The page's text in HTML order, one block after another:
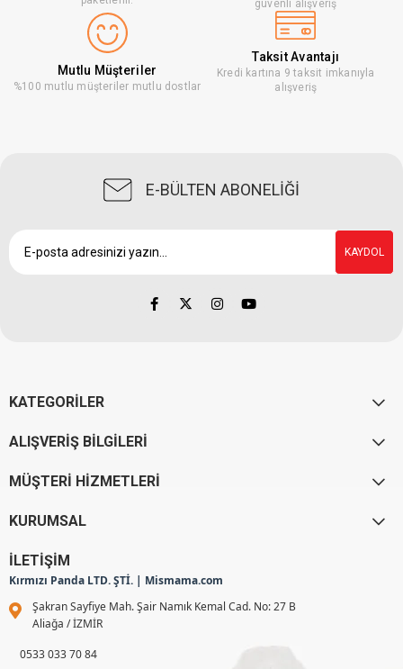
güvenli alışveriş
Mutlu Müşteriler
%100 mutlu müşteriler mutlu dostlar
Taksit Avantajı
Kredi kartına 9 taksit imkanıyla
alışveriş
E-BÜLTEN ABONELİĞİ
KAYDOL
KATEGORİLER
ALIŞVERİŞ BİLGİLERİ
MÜŞTERİ HİZMETLERİ
KURUMSAL
İLETİŞİM
Kırmızı Panda LTD. ŞTİ. | Mismama.com
Şakran Sayfiye Mah. Şair Namık Kemal Cad. No: 27 B
Aliağa / İZMİR
0533 033 70 84